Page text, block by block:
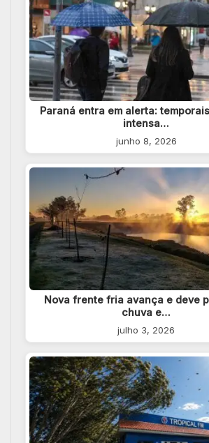
Paraná entra em alerta:
intensa…
junho 8, 2026
Nova frente fria avança e deve
chuva e…
julho 3, 2026